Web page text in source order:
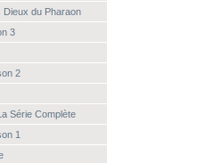
Dieux du Pharaon
3
2
Série Complète
1